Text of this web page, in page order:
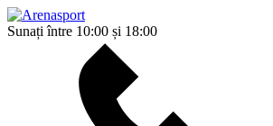
Sunați între 10:00 și 18:00